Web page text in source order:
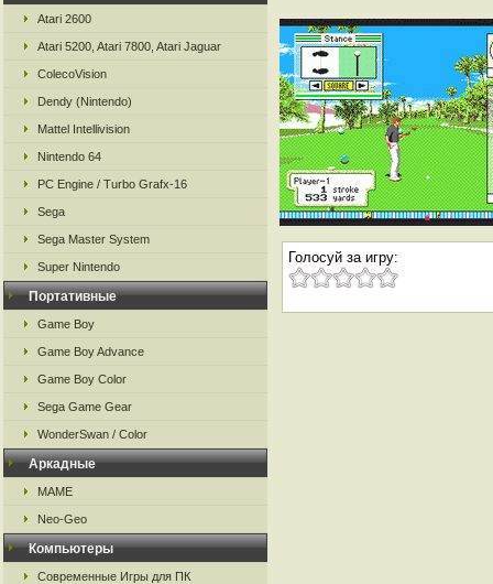
Atari 2600
Atari 5200, Atari 7800, Atari Jaguar
ColecoVision
Dendy (Nintendo)
Mattel Intellivision
Nintendo 64
PC Engine / Turbo Grafx-16
Sega
Sega Master System
Super Nintendo
Портативные
Game Boy
Game Boy Advance
Game Boy Color
Sega Game Gear
WonderSwan / Color
Аркадные
MAME
Neo-Geo
Компьютеры
Современные Игры для ПК
Голосуй за игру: